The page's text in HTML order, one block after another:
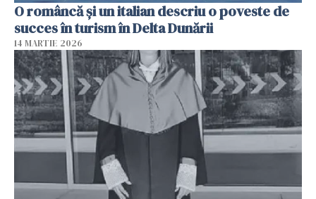
O româncă și un italian descriu o poveste de
succes în turism în Delta Dunării
14 MARTIE 2026